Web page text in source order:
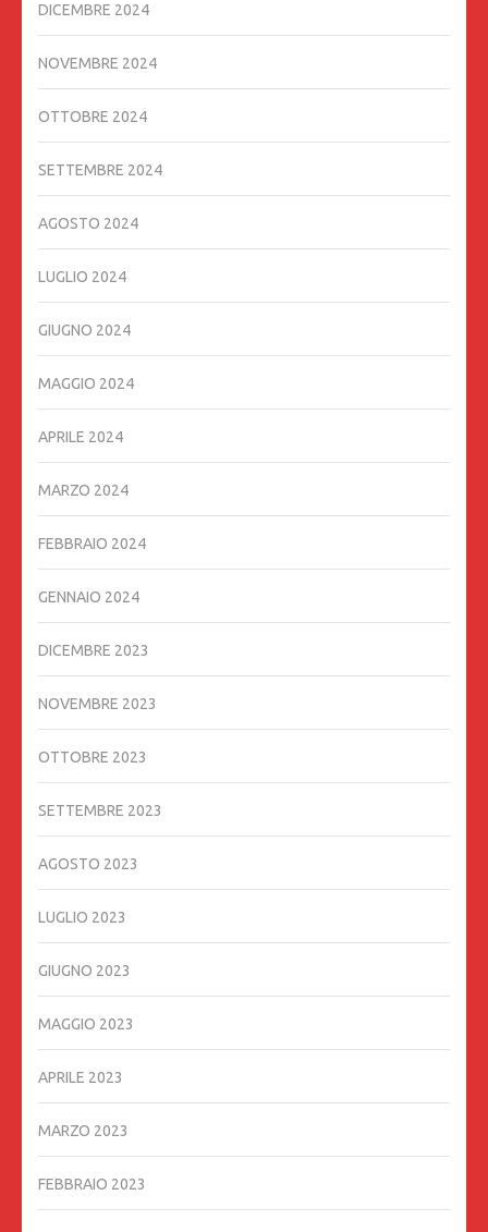
DICEMBRE 2024
NOVEMBRE 2024
OTTOBRE 2024
SETTEMBRE 2024
AGOSTO 2024
LUGLIO 2024
GIUGNO 2024
MAGGIO 2024
APRILE 2024
MARZO 2024
FEBBRAIO 2024
GENNAIO 2024
DICEMBRE 2023
NOVEMBRE 2023
OTTOBRE 2023
SETTEMBRE 2023
AGOSTO 2023
LUGLIO 2023
GIUGNO 2023
MAGGIO 2023
APRILE 2023
MARZO 2023
FEBBRAIO 2023